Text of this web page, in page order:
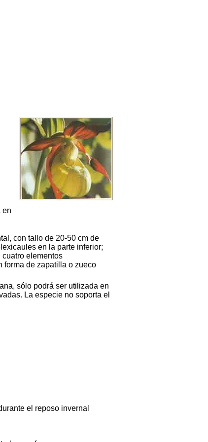
en
con tallo de 20-50 cm de
en la parte inferior;
cuatro elementos
forma de zapatilla o zueco
sólo podrá ser utilizada en
La especie no soporta el
el reposo invernal